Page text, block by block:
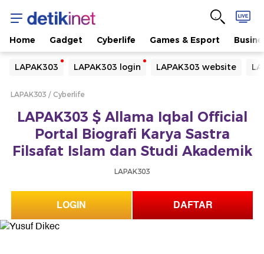
Home Gadget Cyberlife Games & Esport
LAPAK303 LAPAK303 login LAPAK303 website
Yang sedang ramai dicari
Loading...
Loading...
LAPAK303 Cyberlife
LAPAK303 $ Allama Iqbal Official
Portal Biografi Karya Sastra
Filsafat Islam dan Studi Akademik
LAPAK303
LOGIN DAFTAR